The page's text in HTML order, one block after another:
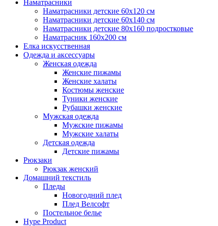
Наматрасники
Наматрасники детские 60х120 см
Наматрасники детские 60х140 см
Наматрасники детские 80х160 подростковые
Наматрасник 160х200 см
Елка искусственная
Одежда и аксессуары
Женская одежда
Женские пижамы
Женские халаты
Костюмы женские
Туники женские
Рубашки женские
Мужская одежда
Мужские пижамы
Мужские халаты
Детская одежда
Детские пижамы
Рюкзаки
Рюкзак женский
Домашний текстиль
Пледы
Новогодний плед
Плед Велсофт
Постельное белье
Hype Product